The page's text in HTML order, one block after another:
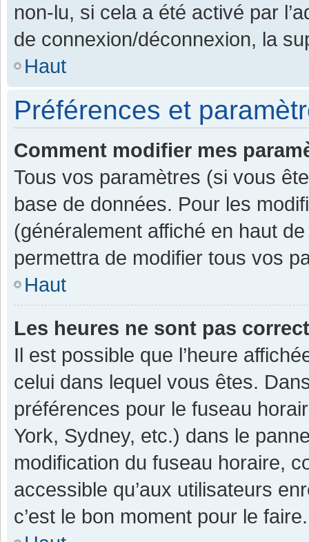
non-lu, si cela a été activé par
de connexion/déconnexion, la
Haut
Préférences et
Comment modifier mes
Tous vos paramètres (si vous
base de données. Pour les
(généralement affiché en haut
permettra de modifier tous vos
Haut
Les heures ne sont pas
Il est possible que l’heure
celui dans lequel vous êtes.
préférences pour le fuseau
York, Sydney, etc.) dans le
modification du fuseau horaire,
accessible qu’aux utilisateurs
c’est le bon moment pour le faire.